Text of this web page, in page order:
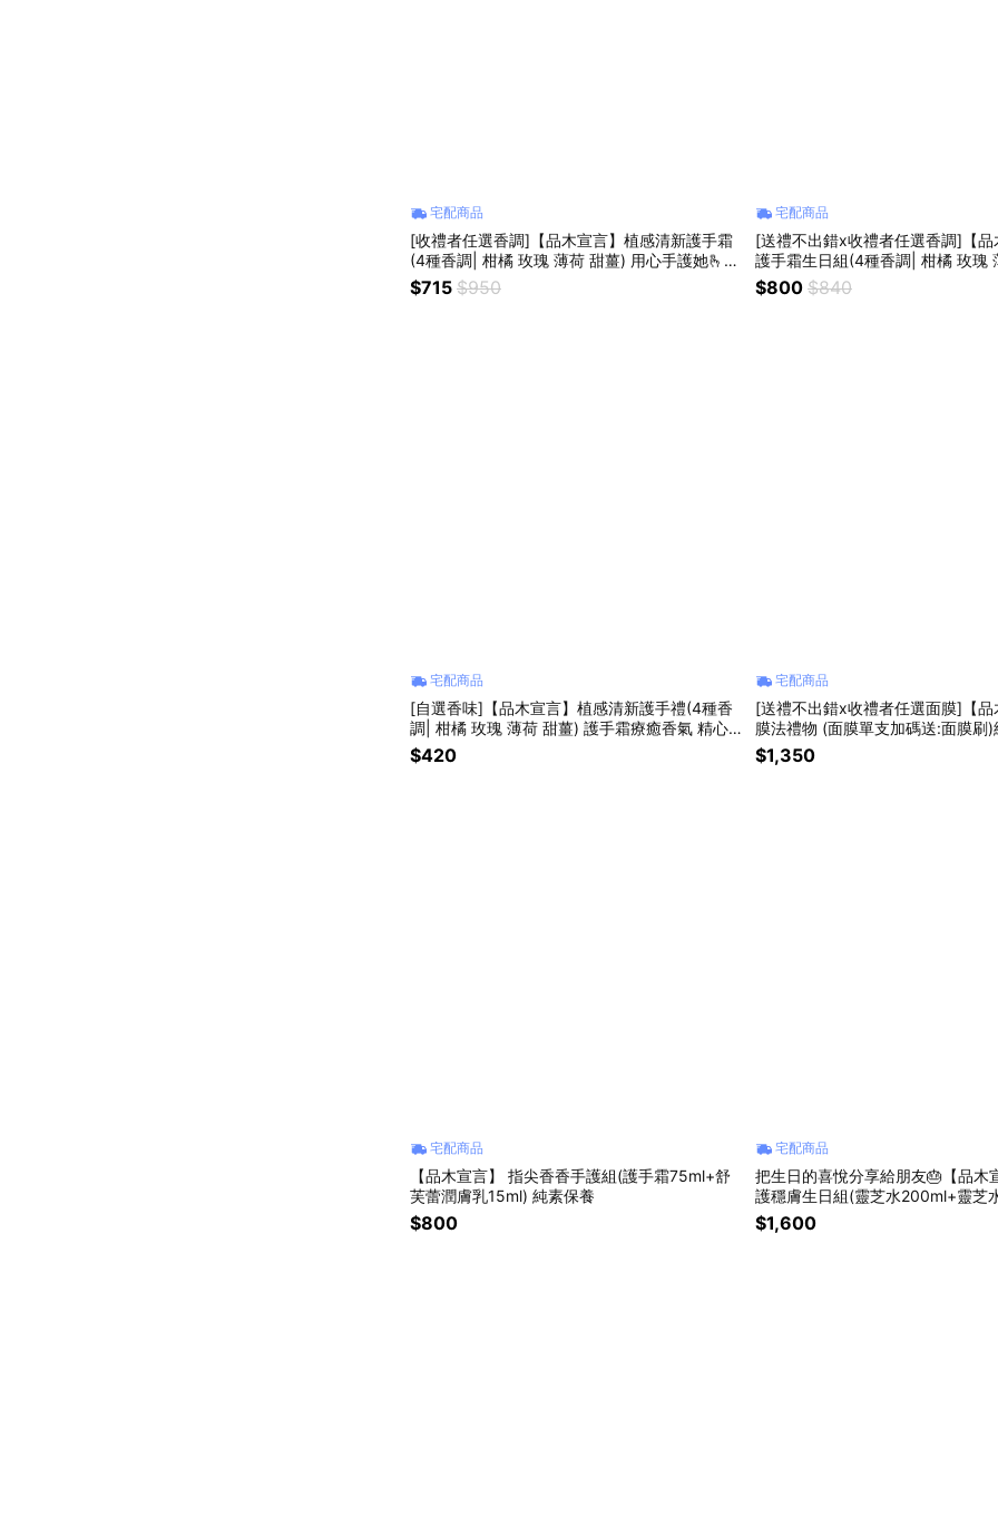
宅配商品
[收禮者任選香調]【品木宣言】植感清新護手霜
(4種香調| 柑橘 玫瑰 薄荷 甜薑) 用心手護她🫰
(純素保養)
$715 $950
宅配商品
[送禮不出錯x收禮者任選香調]【品
護手霜生日組(4種香調| 柑橘 玫瑰
(純素保養)
$800 $840
宅配商品
[自選香味]【品木宣言】植感清新護手禮(4種香
調| 柑橘 玫瑰 薄荷 甜薑) 護手霜療癒香氣 精心
手護🫰(純素保養)
$420
宅配商品
[送禮不出錯x收禮者任選面膜]【品
膜法禮物 (面膜單支加碼送:面膜刷)
$1,350
宅配商品
【品木宣言】 指尖香香手護組(護手霜75ml+舒
芙蕾潤膚乳15ml) 純素保養
$800
宅配商品
把生日的喜悅分享給朋友🎂【品木
護穩膚生日組(靈芝水200ml+靈芝
乳7ml) 化妝水 靈芝 純素保養
$1,600